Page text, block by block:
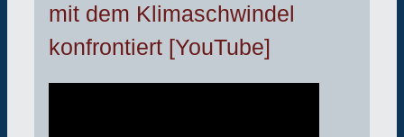
mit dem Klimaschwindel
konfrontiert [YouTube]